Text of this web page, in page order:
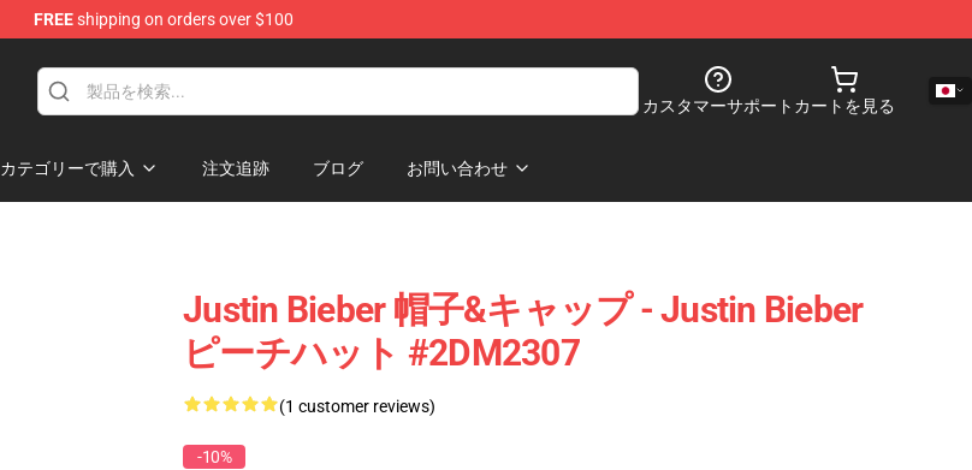
FREEshipping on orders over $100
カスタマーサポート カートを見る
カテゴリーで購入 注文追跡 ブログ お問い合わせ
Justin Bieber 帽子&キャップ - Justin Bieber
ピーチハット #2DM2307
(1 customer reviews)
-10%